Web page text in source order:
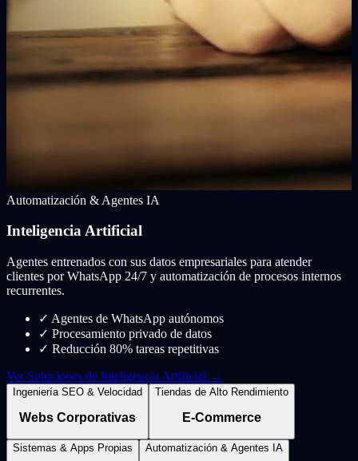
Automatización & Agentes IA
Inteligencia Artificial
Agentes entrenados con sus datos empresariales para atender
clientes por WhatsApp 24/7 y automatización de procesos internos
recurrentes.
✓ Agentes de WhatsApp autónomos
✓ Procesamiento privado de datos
✓ Reducción 80% tareas repetitivas
Ver Soluciones de Inteligencia Artificial →
Ingeniería SEO & Velocidad
Webs Corporativas
Tiendas de Alto Rendimiento
E-Commerce
Sistemas & Apps Propias Automatización & Agentes IA